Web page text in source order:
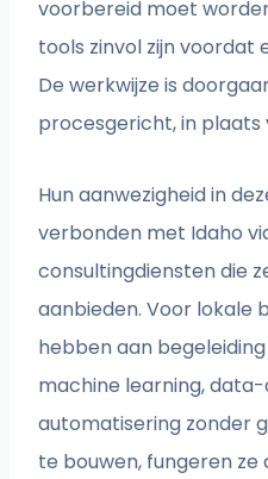
voorbereid moet
tools zinvol zijn voordat
De werkwijze is
procesgericht, in plaats
Hun aanwezigheid in
verbonden met Idaho
consultingdiensten die
aanbieden. Voor lokale
hebben aan
machine learning,
automatisering zonder
te bouwen, fungeren